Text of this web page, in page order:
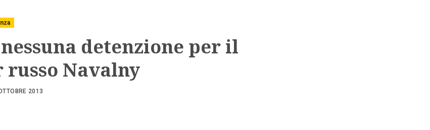
detenzione per il
russo Navalny
2013